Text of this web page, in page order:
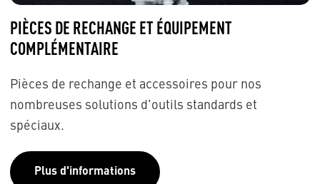
PIÈCES DE RECHANGE ET ÉQUIPEMENT
COMPLÉMENTAIRE
Pièces de rechange et accessoires pour nos
nombreuses solutions d'outils standards et
spéciaux.
Plus d'informations